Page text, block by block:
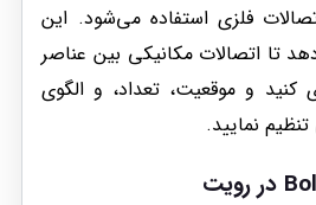
فلزی استفاده می‌شود. این
تا اتصالات مکانیکی بین عناصر
کنید و موقعیت، تعداد، و الگوی
نمایید.